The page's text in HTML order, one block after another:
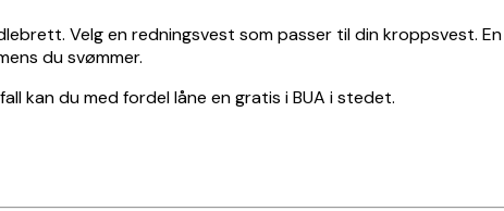
Velg en redningsvest som passer til din kroppsvest.
du svømmer.
kan du med fordel låne en gratis i BUA i stedet.